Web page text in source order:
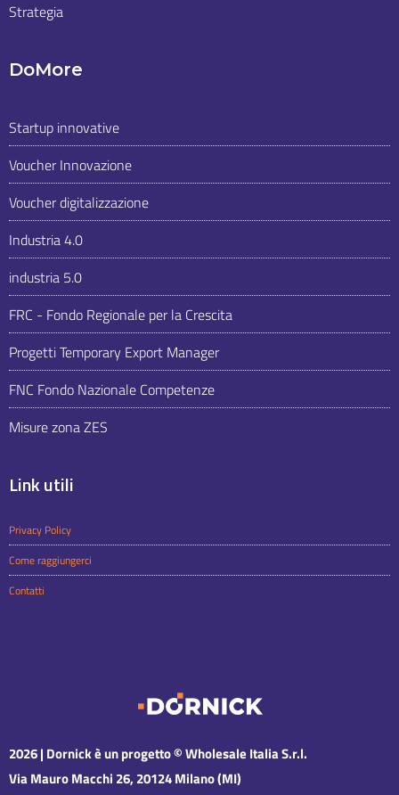
Strategia
DoMore
Startup innovative
Voucher Innovazione
Voucher digitalizzazione
Industria 4.0
industria 5.0
FRC - Fondo Regionale per la Crescita
Progetti Temporary Export Manager
FNC Fondo Nazionale Competenze
Misure zona ZES
Link utili
Privacy Policy
Come raggiungerci
Contatti
2026 | Dornick è un progetto© Wholesale Italia S.r.l.
Via Mauro Macchi 26, 20124 Milano (MI)